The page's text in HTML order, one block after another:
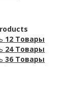
12 Товары
24 Товары
36 Товары